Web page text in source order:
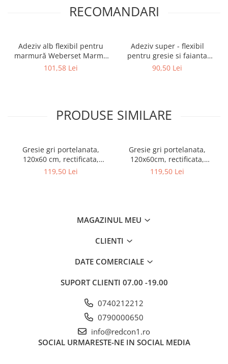
RECOMANDARI
Adeziv alb flexibil pentru
marmură Weberset Marmo
Plus, 25 kg
101,58 Lei
Adeziv super - flexibil
pentru gresie si faianta
Ceresit CM 17, interior /
90,50 Lei
PRODUSE SIMILARE
Gresie gri portelanata,
120x60 cm, rectificata,
Colectie LUX-ARCTIC - 6493-
119,50 Lei
Gresie gri portelanata,
120x60cm, rectificata,
nuanta inschisa, Colectie
119,50 Lei
MAGAZINUL MEU
CLIENTI
DATE COMERCIALE
SUPORT CLIENTI 07.00 -19.00
0740212212
0790000650
info@redcon1.ro
SOCIAL URMARESTE-NE IN SOCIAL MEDIA